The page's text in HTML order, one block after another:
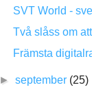
SVT World -
Två slåss om
Främsta
►september (25)